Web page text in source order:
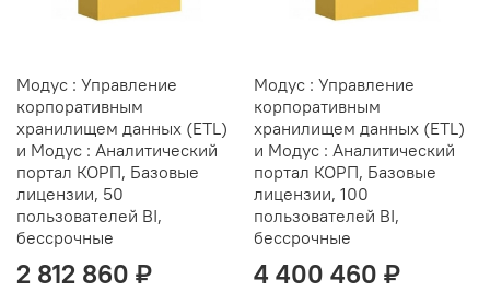
Модус : Управление
корпоративным
хранилищем данных (ETL)
и Модус : Аналитический
портал КОРП, Базовые
лицензии, 50
пользователей BI,
бессрочные
2 812 860 ₽
Модус : Управление
корпоративным
хранилищем данных (ETL)
и Модус : Аналитический
портал КОРП, Базовые
лицензии, 100
пользователей BI,
бессрочные
4 400 460 ₽